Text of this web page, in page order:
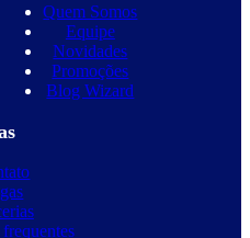
Quem Somos
Equipe
Novidades
Promoções
Blog Wizard